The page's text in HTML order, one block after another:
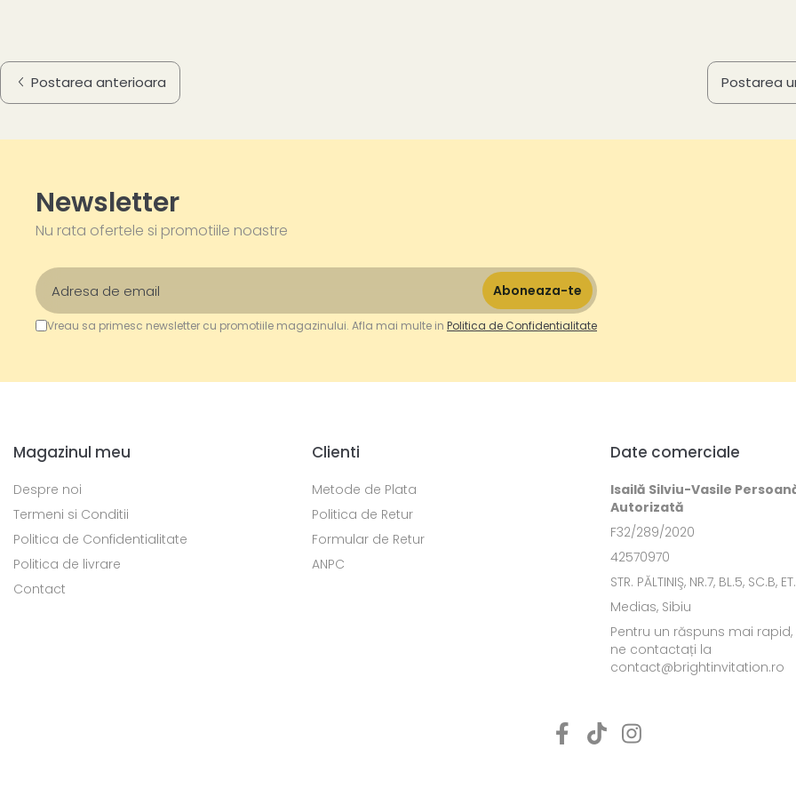
Postarea
Postarea anterioara
Newsletter
Nu rata ofertele si promotiile noastre
Vreau sa primesc newsletter cu promotiile magazinului. Afla mai multe in Politica de Confidentialitate
Magazinul meu
Despre noi
Termeni si Conditii
Politica de Confidentialitate
Politica de livrare
Contact
Clienti
Metode de Plata
Politica de Retur
Formular de Retur
ANPC
Date comerciale
Isailă Silviu-Vasile
Autorizată
F32/289/2020
42570970
STR. PĂLTINIŞ, NR.7, BL.5, SC.B,
Medias, Sibiu
Pentru un răspuns mai
ne contactați la
contact@brightinvitation.ro